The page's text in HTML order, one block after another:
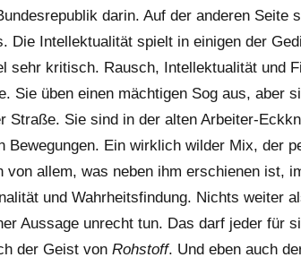
darin. Auf der anderen Seite
Die Intellektualität spielt in einigen der
sehr kritisch. Rausch, Intellektualität und
Sie üben einen mächtigen Sog aus, aber
Straße. Sie sind in der alten Arbeiter-
Ein wirklich wilder Mix, der
allem, was neben ihm erschienen ist,
und Wahrheitsfindung. Nichts weiter
Aussage unrecht tun. Das darf jeder für
der Geist von Rohstoff. Und eben auch